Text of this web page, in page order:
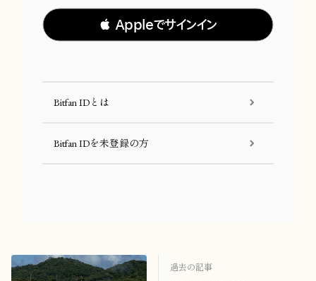
 Appleでサインイン
Bitfan IDとは
Bitfan IDを未登録の方
過去の記事